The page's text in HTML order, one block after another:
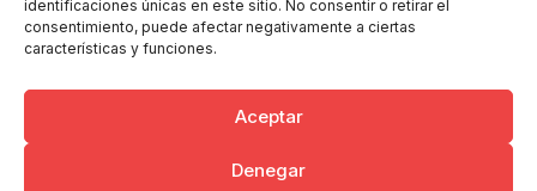
identificaciones únicas en este sitio. No consentir o retirar el
consentimiento, puede afectar negativamente a ciertas
características y funciones.
Aceptar
Denegar
2026
30/07/2026